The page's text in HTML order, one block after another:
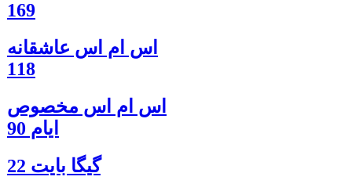
169
اس ام اس عاشقانه
118
اس ام اس مخصوص
ایام 90
گيگا بايت 22